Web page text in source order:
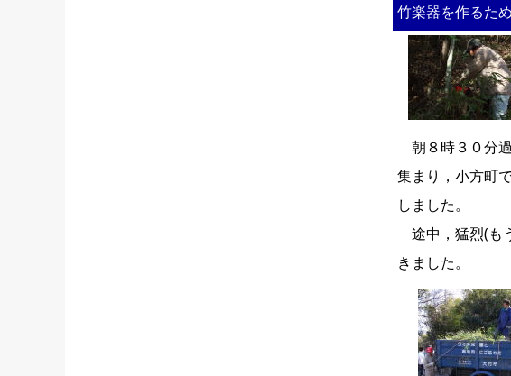
竹楽器を作るた
朝８時３０分
集まり，小方町
しました。
途中，猛烈(も
きました。